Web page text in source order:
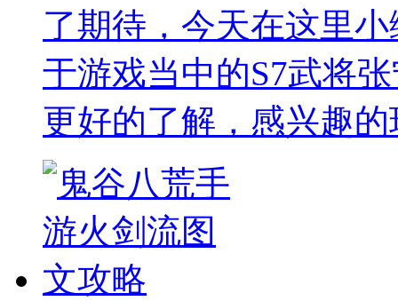
了期待，今天在这里
于游戏当中的S7武将
更好的了解，感兴趣